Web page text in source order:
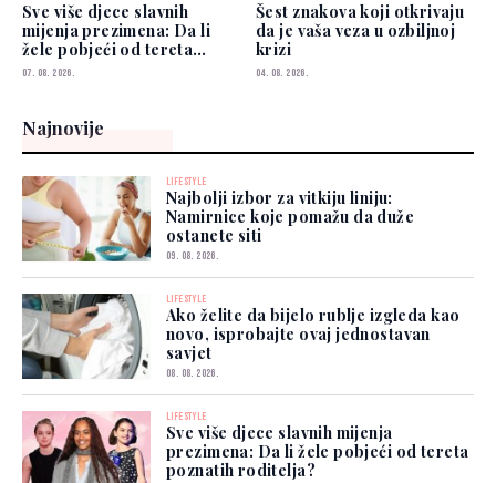
Sve više djece slavnih
mijenja prezimena: Da li
žele pobjeći od tereta
poznatih roditelja?
07. 08. 2026.
Šest znakova koji otkrivaju
da je vaša veza u ozbiljnoj
krizi
04. 08. 2026.
Najnovije
LIFESTYLE
Najbolji izbor za vitkiju liniju:
Namirnice koje pomažu da duže
ostanete siti
09. 08. 2026.
LIFESTYLE
Ako želite da bijelo rublje izgleda kao
novo, isprobajte ovaj jednostavan
savjet
08. 08. 2026.
LIFESTYLE
Sve više djece slavnih mijenja
prezimena: Da li žele pobjeći od tereta
poznatih roditelja?